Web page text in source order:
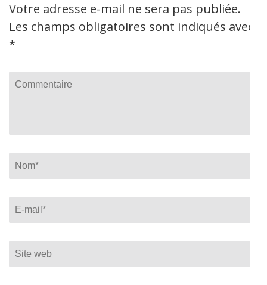
Votre adresse e-mail ne sera pas publiée.
Les champs obligatoires sont indiqués avec
*
Commentaire
Name
Email*
Site
web